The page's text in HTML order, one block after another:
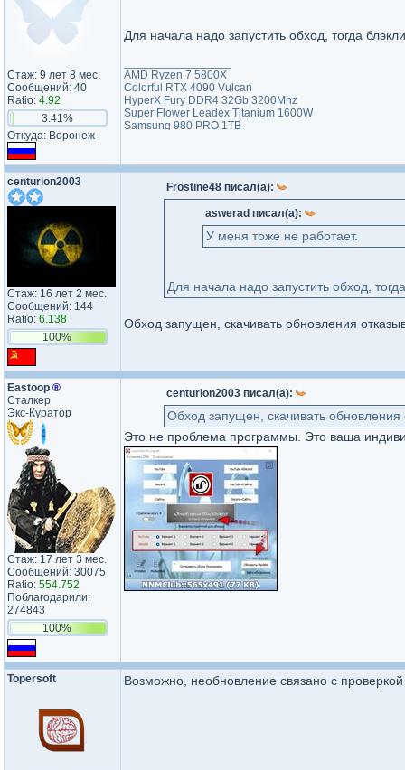
Стаж: 9 лет 8 мес.
Сообщений: 40
Ratio: 4.92
3.41%
Откуда: Воронеж
Для начала надо запустить обход, тогда
AMD Ryzen 7 5800X
Colorful RTX 4090 Vulcan
HyperX Fury DDR4 32Gb 3200Mhz
Super Flower Leadex Titanium 1600W
Samsung 980 PRO 1TB
Benq Mobiuz EX2710Q 27" QHD IPS 165Hz
centurion2003
Стаж: 16 лет 2 мес.
Сообщений: 144
Ratio: 6.138
100%
Frostine48 писал(а):
aswerad писал(а):
У меня тоже не работает.
Для начала надо запустить обход,
Обход запущен, скачивать обновления
Eastoop ®
Сталкер
Экс-Куратор
Стаж: 17 лет 3 мес.
Сообщений: 30075
Ratio: 554.752
Поблагодарили:
274843
100%
centurion2003 писал(а):
Обход запущен, скачивать обновления
Это не проблема программы. Это ваша
Topersoft Возможно, необновление связано с